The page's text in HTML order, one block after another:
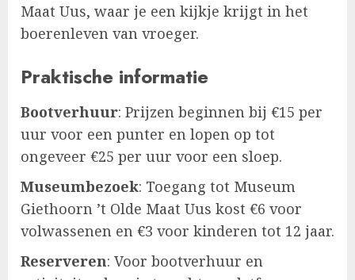
Maat Uus, waar je een kijkje krijgt in het
boerenleven van vroeger.
Praktische informatie
Bootverhuur: Prijzen beginnen bij €15 per
uur voor een punter en lopen op tot
ongeveer €25 per uur voor een sloep.
Museumbezoek: Toegang tot Museum
Giethoorn ’t Olde Maat Uus kost €6 voor
volwassenen en €3 voor kinderen tot 12 jaar.
Reserveren: Voor bootverhuur en